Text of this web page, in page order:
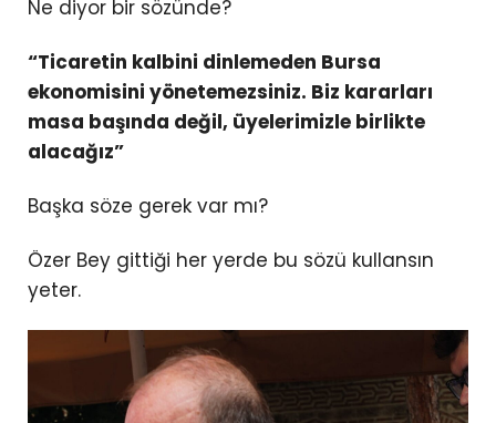
Ne diyor bir sözünde?
“Ticaretin kalbini dinlemeden Bursa
ekonomisini yönetemezsiniz. Biz kararları
masa başında değil, üyelerimizle birlikte
alacağız”
Başka söze gerek var mı?
Özer Bey gittiği her yerde bu sözü kullansın
yeter.